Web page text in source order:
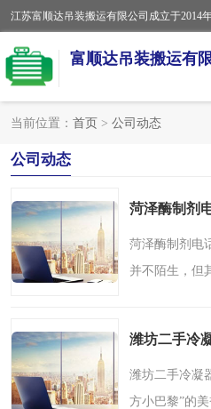
富顺达吊装搬运有
当前位置： 首页 > 公司动态
公司动态
菏泽酶制剂
菏泽酶制剂电
并不陌生，但
领域中发挥着
潍坊二手冷
潍坊二手冷凝
方小巴黎”的
苏州设备搬运吊装服务
工厂搬迁公司
设备定位移位
设备搬运
工厂设备搬运
吊车出租租赁服务